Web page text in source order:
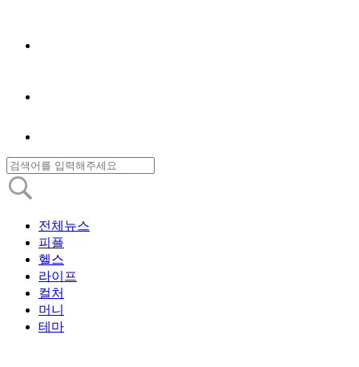
전체뉴스
피플
헬스
라이프
컬처
머니
테마